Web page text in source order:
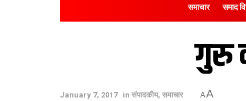
समाचार समाद
गुरु
January 7, 2017 in संपादकीय, समाचार AA